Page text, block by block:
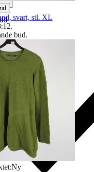
svart, stl. XL
.
bud.
Ny